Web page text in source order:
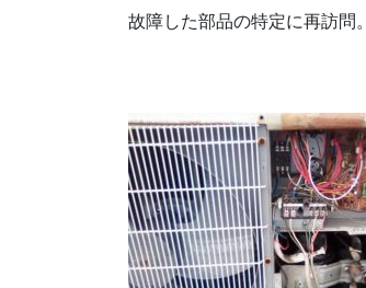
故障した部品の特定に再訪問。